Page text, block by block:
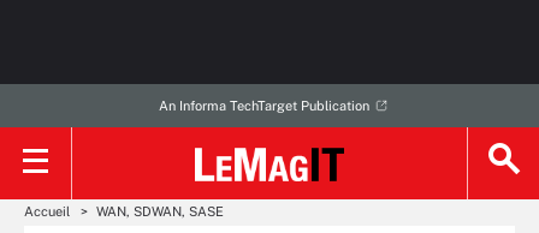
An Informa TechTarget Publication
Accueil WAN, SDWAN, SASE